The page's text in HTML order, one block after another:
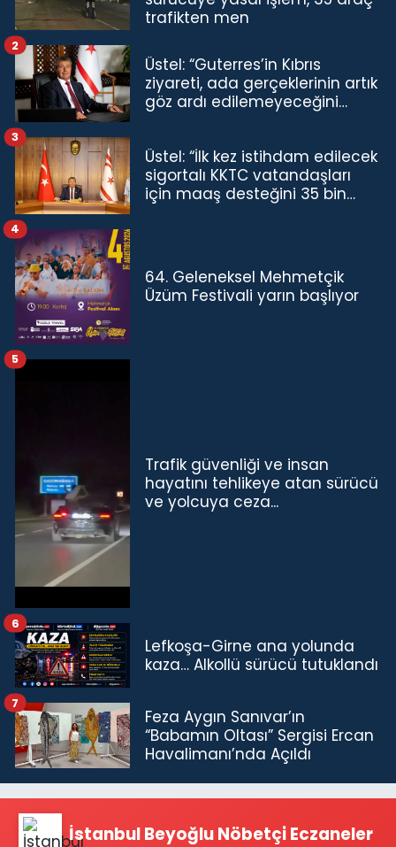
trafikten men
Üstel: “Guterres’in Kıbrıs
ziyareti, ada gerçeklerinin artık
göz ardı edilemeyeceğini
2
Üstel: “İlk kez istihdam edilecek
sigortalı KKTC vatandaşları
için maaş desteğini 35 bin
3
64. Geleneksel Mehmetçik
Üzüm Festivali yarın başlıyor
4
Trafik güvenliği ve insan
hayatını tehlikeye atan sürücü
ve yolcuya ceza...
5
Lefkoşa-Girne ana yolunda
kaza… Alkollü sürücü tutuklandı
6
Feza Aygın Sanıvar’ın
“Babamın Oltası” Sergisi Ercan
Havalimanı’nda Açıldı
7
İstanbul Beyoğlu Nöbetçi Eczaneler